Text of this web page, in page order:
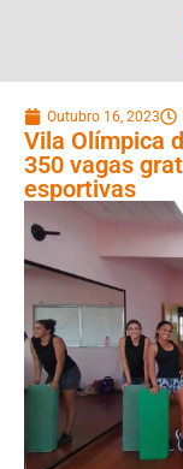
Outubro 16, 2023
Vila Olímpica
350 vagas
esportivas